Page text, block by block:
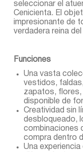
seleccionar el
Cenicienta. El
impresionante de
verdadera reina
Funciones
Una vasta
vestidos,
zapatos, flores,
disponible de
Creatividad sin
desbloqueado,
combinaciones
compra dentro
Una